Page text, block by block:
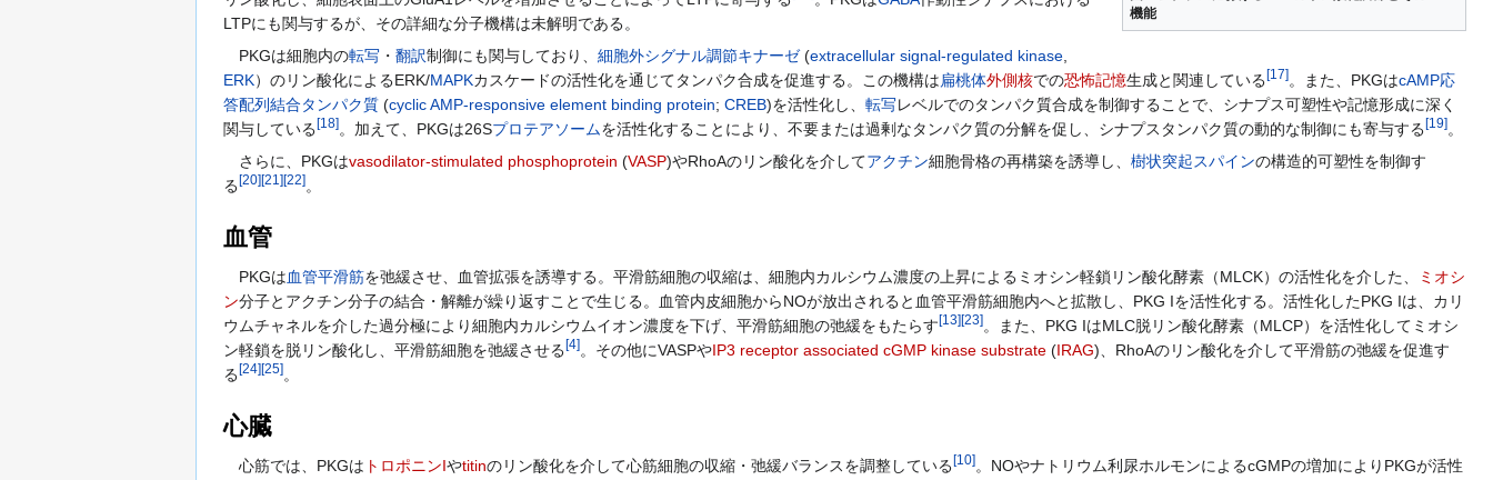
機能
LTPにも関与するが、その詳細な分子機構は未解明である。
PKGは細胞内の転写 ・ 翻訳制御にも関与しており、 細胞外シグナル調節キナーゼ(extracellular signal-regulated kinase
ERK）のリン酸化によるERK/MAPKカスケードの活性化を通じてタンパク合成を促進する。この機構は扁桃体外側核での恐怖記憶生成と関連している [17] 。また、PKGはcAMP応
答配列結合タンパク質 (cyclic AMP-responsive element binding protein; CREB)を活性化し、 転写レベルでのタンパク質合成を制御することで、シナプス可塑性や記憶形成に深く
関与している [18] 。加えて、PKGは26Sプロテアソームを活性化することにより、不要または過剰なタンパク質の分解を促し、シナプスタンパク質の動的な制御にも寄与する [19] 。
さらに、PKGはvasodilator-stimulated phosphoprotein (VASP)やRhoAのリン酸化を介してアクチン細胞骨格の再構築を誘導し、 樹状突起スパインの構造的可塑性を制御す
る [20][21 ][22] 。
血管
PKGは血管平滑筋を弛緩させ、血管拡張を誘導する。平滑筋細胞の収縮は、細胞内カルシウム濃度の上昇によるミオシン軽鎖リン酸化酵素（MLCK）の活性化を介した、
ミオシ
ン分子とアクチン分子の結合・解離が繰り返すことで生じる。血管内皮細胞からNOが放出されると血管平滑筋細胞内へと拡散し、PKG Iを活性化する。活性化したPKG Iは、カリ
ウムチャネルを介した過分極により細胞内カルシウムイオン濃度を下げ、平滑筋細胞の弛緩をもたらす[13][23]。また、PKG IはMLC脱リン酸化酵素（MLCP）を活性化してミオシ
ン軽鎖を脱リン酸化し、平滑筋細胞を弛緩させる [4]。その他にVASPやIP3 receptor associated cGMP kinase substrate (IRAG)、RhoAのリン酸化を介して平滑筋の弛緩を促進す
る [24][25]。
心臓
心筋では、PKGは トロポニンIやtitinのリン酸化を介して心筋細胞の収縮・弛緩バランスを調整している [10]。NOやナトリウム利尿ホルモンによるcGMPの増加によりPKGが活性